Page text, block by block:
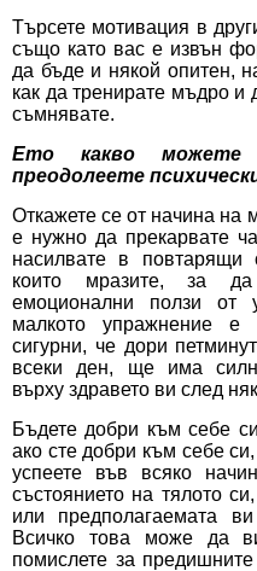
Търсете мотивация в
също като вас е извън
да бъде и някой опитен,
как да тренирате мъдро и
съмнявате.
Ето какво
преодолеете
Откажете се от начина на
е нужно да прекарвате
насилвате в повтарящи
които мразите, за да
емоционални ползи от
малкото упражнение
сигурни, че дори
всеки ден, ще има
върху здравето ви след
Бъдете добри към себе
ако сте добри към себе
успеете във всяко
състоянието на тялото
или предполагаемата
Всичко това може да
помислете за